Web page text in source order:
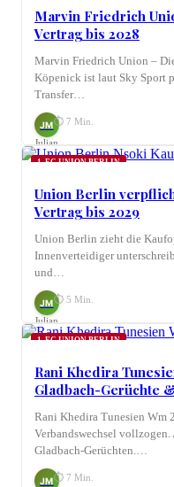
Marvin Friedrich
Vertrag bis 2028
Marvin Friedrich Union –
Köpenick ist laut Sky Sport
Transfer…
JM
Julian
Möhring
⏱ 7 Min.
1. FC UNION BERLIN
Union Berlin
Vertrag bis 2029
Union Berlin zieht die
Innenverteidiger
und…
JM
Julian
Möhring
⏱ 5 Min.
1. FC UNION BERLIN
Rani Khedira
Gladbach-Gerüchte
Rani Khedira Tunesien Wm
Verbandswechsel
Gladbach-Gerüchten.…
JM⏱ 7 Min.